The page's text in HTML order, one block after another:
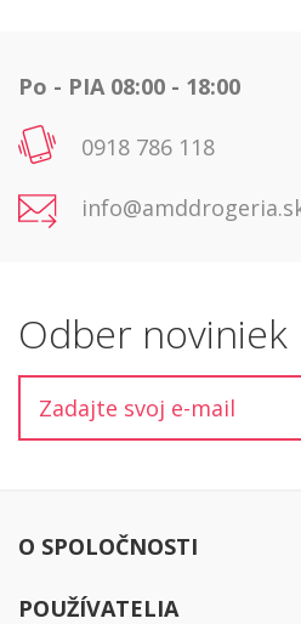
Po - PIA 08:00 - 18:00
0918 786 118
Odber noviniek
O SPOLOČNOSTI
O firme
POUŽÍVATELIA